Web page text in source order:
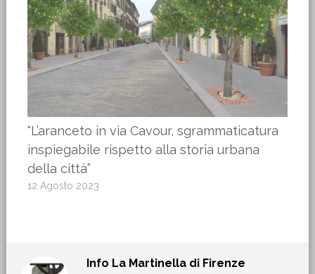
“L’aranceto in via Cavour, sgrammaticatura
inspiegabile rispetto alla storia urbana
della città”
12 Agosto 2023
Info La Martinella di Firenze